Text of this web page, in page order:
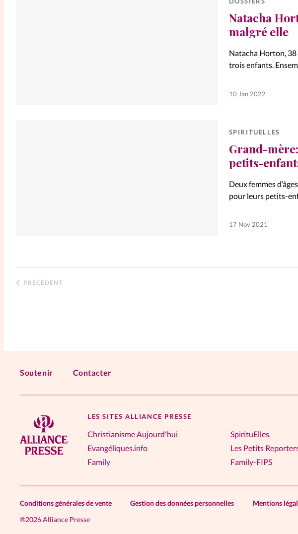
Natacha
malgré elle
Natacha Horton, 38
trois enfants.
10 Jan 2022
SPIRITUELLES
Grand-
petits-
Deux femmes
pour leurs petits-
certaines que les
17 Nov 2021
PRÉCÉDENT
Soutenir Contacter
LES SITES ALLIANCE PRESSE
Christianisme Aujourd'hui
Evangéliques.info
Family
SpirituElles
Les Petits
Family-FIPS
Conditions générales de vente Gestion des données personnelles Mentions
®2026 Alliance Presse